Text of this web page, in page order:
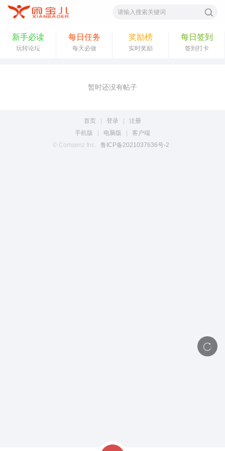
新手必读
玩转论坛
每日任务
每天必做
奖励榜
实时奖励
每日签到
签到打卡
暂时还没有帖子
首页 登录
注册
手机版
电脑版
客户端
© Comsenz Inc.
鲁ICP备2021037636号-2